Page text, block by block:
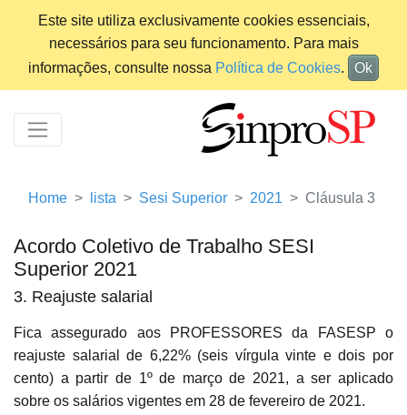
Este site utiliza exclusivamente cookies essenciais,
necessários para seu funcionamento. Para mais
informações, consulte nossa Política de Cookies. Ok
Home lista Sesi Superior 2021 Cláusula 3
Acordo Coletivo de Trabalho SESI
Superior 2021
3. Reajuste salarial
Fica assegurado aos PROFESSORES da FASESP o
reajuste salarial de 6,22% (seis vírgula vinte e dois por
cento) a partir de 1º de março de 2021, a ser aplicado
sobre os salários vigentes em 28 de fevereiro de 2021.